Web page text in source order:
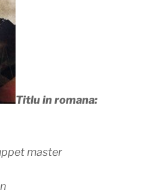
Titlu in romana:
master